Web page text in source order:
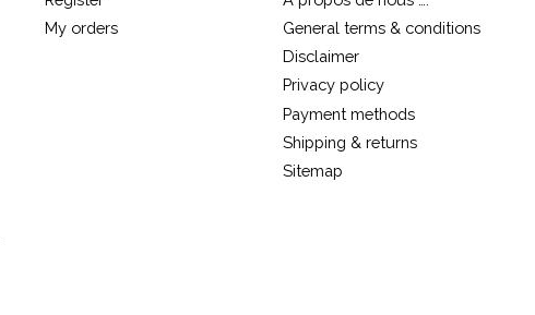
My orders
General terms & conditions
Disclaimer
Privacy policy
Payment methods
Shipping & returns
Sitemap